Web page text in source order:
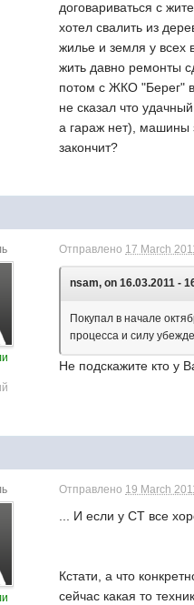
договариваться с
хотел свалить из
жилье и земля у
жить давно ремонты
потом с ЖКО "Берег"
не сказал что
а гараж нет), машины
закончит?
Отправлено 17 March
nsam, on 16.03.2011 -
Покупал в начале
процесса и силу
Не подскажите кто у
Отправлено 19 March
... И если у СТ все
Кстати, а что
сейчас какая то